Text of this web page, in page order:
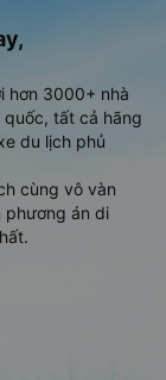
hơn 3000+ nhà
tất cả hãng
du lịch phủ
cùng vô vàn
phương án di